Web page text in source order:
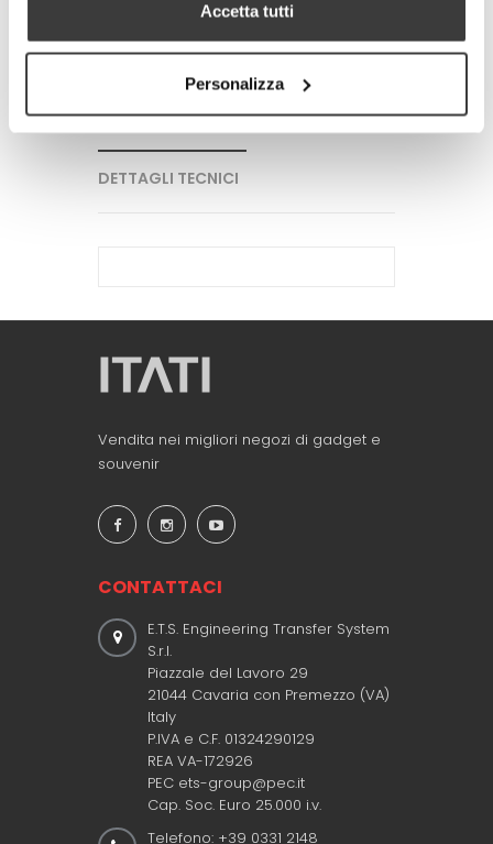
Accetta tutti
Personalizza
Share
Google+
Pinterest
PIU' INFORMAZIONI
DETTAGLI TECNICI
Vendita nei migliori negozi di gadget e
souvenir
CONTATTACI
E.T.S. Engineering Transfer System
S.r.l.
Piazzale del Lavoro 29
21044 Cavaria con Premezzo (VA)
Italy
P.IVA e C.F. 01324290129
REA VA-172926
PEC ets-group@pec.it
Cap. Soc. Euro 25.000 i.v.
Telefono: +39 0331 2148